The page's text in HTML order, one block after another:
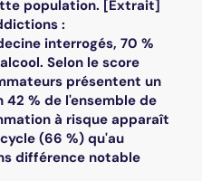
population. [Extrait]
:
interrogés, 70 %
Selon le score
présentent un
42 % de l'ensemble de
à risque apparaît
(66 %) qu'au
différence notable